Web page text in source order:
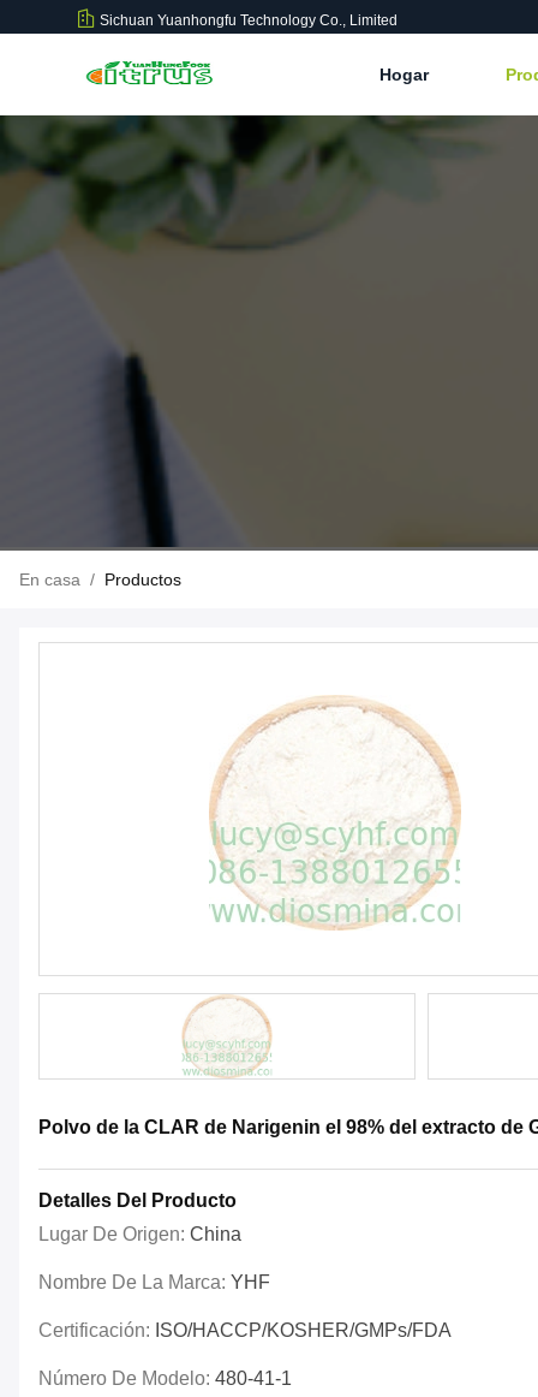
Sichuan Yuanhongfu Technology Co., Limited
Hogar
En casa / Productos
Polvo de la CLAR de Narigenin el 98% del extracto
Detalles Del Producto
Lugar De Origen: China
Nombre De La Marca: YHF
Certificación: ISO/HACCP/KOSHER/GMPs/FDA
Número De Modelo: 480-41-1